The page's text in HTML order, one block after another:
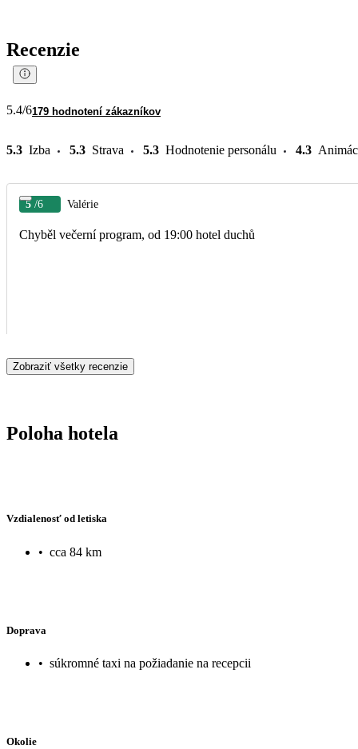
Recenzie
5.4/6179 hodnotení zákazníkov
5.3 Izba 5.3 Strava 5.3 Hodnotenie personálu 4.3
5 /6 Valérie
Chyběl večerní program, od 19:00 hotel duchů
Zobraziť všetky recenzie
Poloha hotela
Vzdialenosť od letiska
• cca 84 km
Doprava
• súkromné taxi na požiadanie na recepcii
Okolie